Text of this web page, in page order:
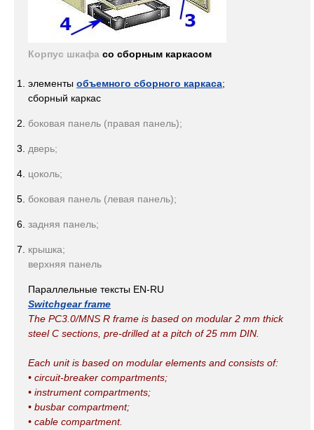
Корпус шкафа со сборным каркасом
элементы объемного сборного каркаса;
сборный каркас
боковая панель (правая панель);
дверь;
цоколь;
боковая панель (левая панель);
задняя панель;
крышка;
верхняя панель
Параллельные тексты EN-RU
Switchgear frame
The PC3.0/MNS R frame is based on modular 2 mm thick
steel C sections, pre-drilled at a pitch of 25 mm DIN.
Each unit is based on modular elements and consists of:
• circuit-breaker compartments;
• instrument compartments;
• busbar compartment;
• cable compartment.